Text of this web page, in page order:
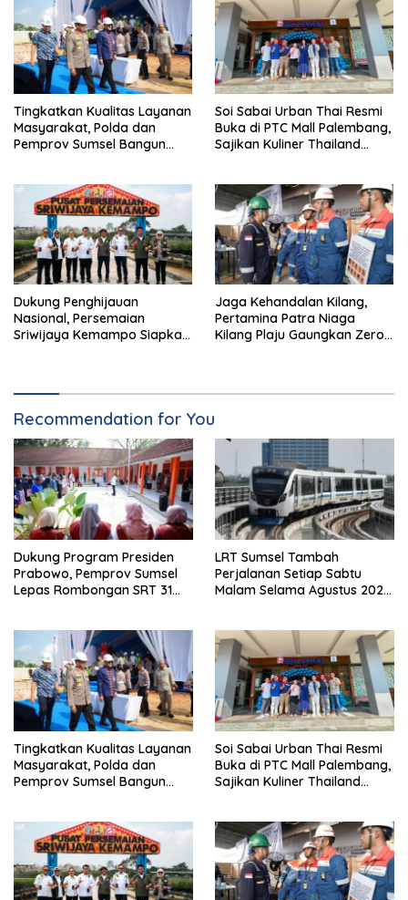
Tingkatkan Kualitas Layanan
Masyarakat, Polda dan
Pemprov Sumsel Bangun
Soi Sabai Urban Thai Resmi
Buka di PTC Mall Palembang,
Sajikan Kuliner Thailand
Dukung Penghijauan
Nasional, Persemaian
Sriwijaya Kemampo Siapkan
Jaga Kehandalan Kilang,
Pertamina Patra Niaga
Kilang Plaju Gaungkan Zero
Recommendation for You
Dukung Program Presiden
Prabowo, Pemprov Sumsel
Lepas Rombongan SRT 31
LRT Sumsel Tambah
Perjalanan Setiap Sabtu
Malam Selama Agustus 2026,
Tingkatkan Kualitas Layanan
Masyarakat, Polda dan
Pemprov Sumsel Bangun
Soi Sabai Urban Thai Resmi
Buka di PTC Mall Palembang,
Sajikan Kuliner Thailand